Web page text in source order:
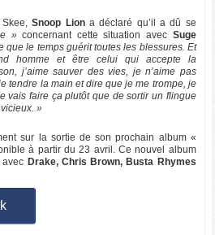
Skee,Snoop Liona déclaré qu’il a dû se
»concernant cette situation avec Suge
que le temps guérit toutes les blessures. Et
homme et être celui qui accepte la
j’aime sauver des vies, je n’aime pas
tendre la main et dire que je me trompe, je
vais faire ça plutôt que de sortir un flingue
»
sur la sortie de son prochain album «
à partir du 23 avril. Ce nouvel album
avec Drake, Chris Brown, Busta Rhymes